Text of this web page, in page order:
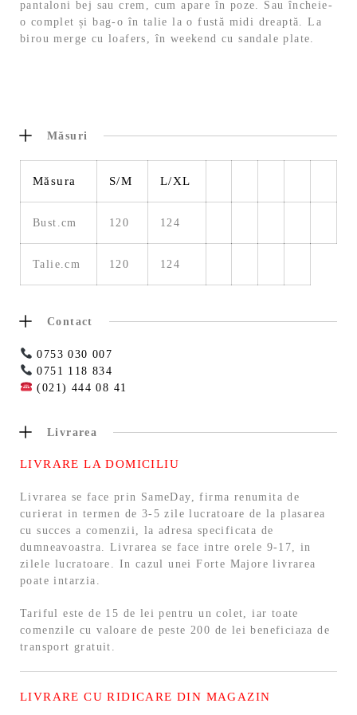
pantaloni bej sau crem, cum apare în poze. Sau încheie-
o complet și bag-o în talie la o fustă midi dreaptă. La
birou merge cu loafers, în weekend cu sandale plate.
Măsuri
Măsura S/M L/XL
Bust.cm 120 124
Talie.cm 120 124
Contact
0753 030 007
0751 118 834
(021) 444 08 41
Livrarea
LIVRARE LA DOMICILIU
Livrarea se face prin SameDay, firma renumita de
curierat in termen de 3-5 zile lucratoare de la plasarea
cu succes a comenzii, la adresa specificata de
dumneavoastra. Livrarea se face intre orele 9-17, in
zilele lucratoare. In cazul unei Forte Majore livrarea
poate intarzia.
Tariful este de 15 de lei pentru un colet, iar toate
comenzile cu valoare de peste 200 de lei beneficiaza de
transport gratuit.
LIVRARE CU RIDICARE DIN MAGAZIN